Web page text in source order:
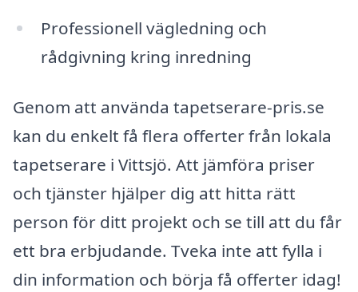
Professionell vägledning och
rådgivning kring inredning
Genom att använda tapetserare-pris.se
kan du enkelt få flera offerter från lokala
tapetserare i Vittsjö. Att jämföra priser
och tjänster hjälper dig att hitta rätt
person för ditt projekt och se till att du får
ett bra erbjudande. Tveka inte att fylla i
din information och börja få offerter idag!